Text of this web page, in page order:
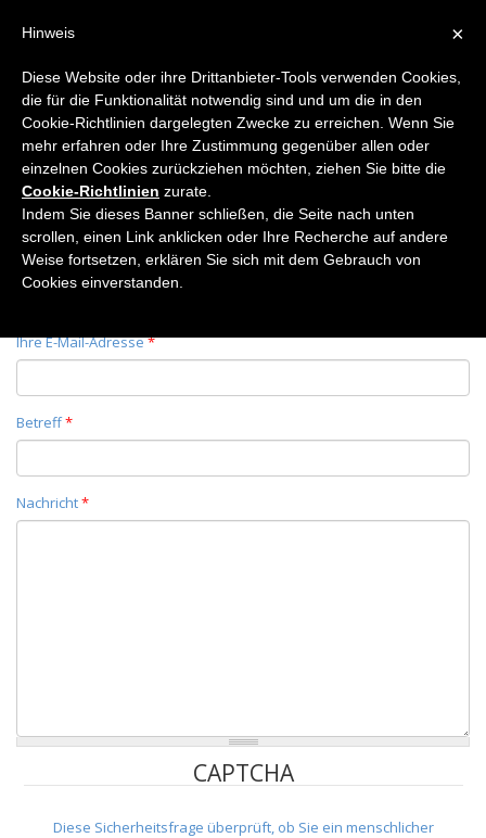
Home
Kontakt
Ihr Name*
Ihre E-Mail-Adresse*
Betreff*
Nachricht*
CAPTCHA
Diese Sicherheitsfrage überprüft, ob Sie ein menschlicher
×
Hinweis
Diese Website oder ihre Drittanbieter-Tools verwenden Cookies,
die für die Funktionalität notwendig sind und um die in den
Cookie-Richtlinien dargelegten Zwecke zu erreichen. Wenn Sie
mehr erfahren oder Ihre Zustimmung gegenüber allen oder
einzelnen Cookies zurückziehen möchten, ziehen Sie bitte die
Cookie-Richtlinien zurate.
Indem Sie dieses Banner schließen, die Seite nach unten
scrollen, einen Link anklicken oder Ihre Recherche auf andere
Weise fortsetzen, erklären Sie sich mit dem Gebrauch von
Cookies einverstanden.